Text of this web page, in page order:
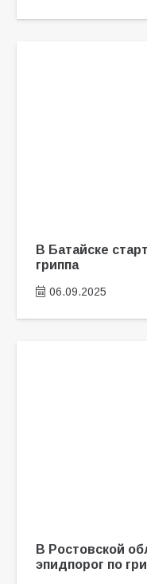
В Батайске
гриппа
06.09.2025
В Ростовской
эпидпорог по